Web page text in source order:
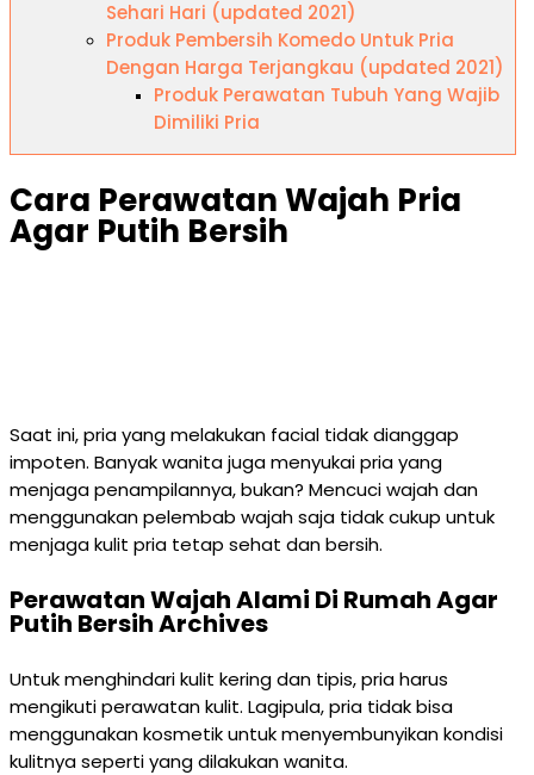
Sehari Hari (updated 2021)
Produk Pembersih Komedo Untuk Pria
Dengan Harga Terjangkau (updated 2021)
Produk Perawatan Tubuh Yang Wajib
Dimiliki Pria
Cara Perawatan Wajah Pria
Agar Putih Bersih
Saat ini, pria yang melakukan facial tidak dianggap
impoten. Banyak wanita juga menyukai pria yang
menjaga penampilannya, bukan? Mencuci wajah dan
menggunakan pelembab wajah saja tidak cukup untuk
menjaga kulit pria tetap sehat dan bersih.
Perawatan Wajah Alami Di Rumah Agar
Putih Bersih Archives
Untuk menghindari kulit kering dan tipis, pria harus
mengikuti perawatan kulit. Lagipula, pria tidak bisa
menggunakan kosmetik untuk menyembunyikan kondisi
kulitnya seperti yang dilakukan wanita.